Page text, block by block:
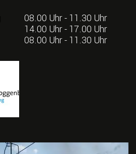
08.00 Uhr - 11.30 Uhr
14.00 Uhr - 17.00 Uhr
08.00 Uhr - 11.30 Uhr